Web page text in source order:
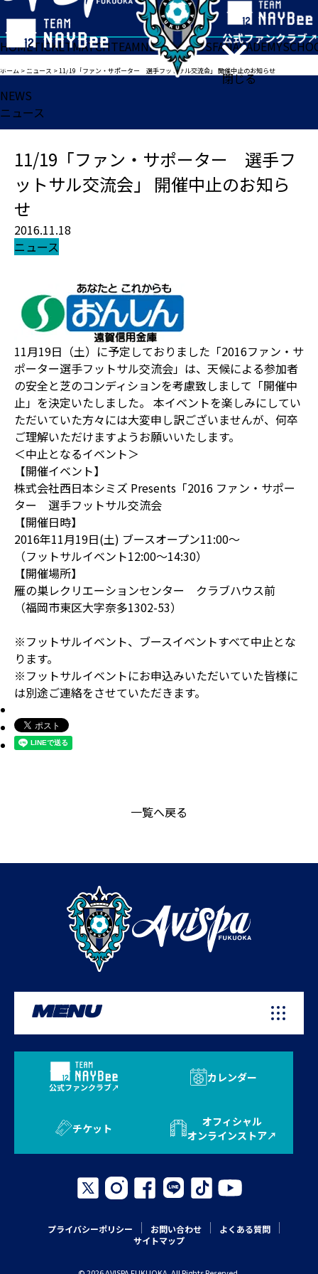
閉じる
HOMETICKETMATCHTEAMNEWSGOODSFANACADEMY
ホーム >ニュース >11/19「ファン・サポーター 選手フットサル交流会」 開催中止のお知らせ
NEWS
ニュース
11/19「ファン・サポーター 選手フ
ットサル交流会」 開催中止のお知ら
せ
2016.11.18
ニュース
11月19日（土）に予定しておりました「2016ファン・サ
ポーター選手フットサル交流会」は、天候による参加者
の安全と芝のコンディションを考慮致しまして「開催中
止」を決定いたしました。 本イベントを楽しみにしてい
ただいていた方々には大変申し訳ございませんが、何卒
ご理解いただけますようお願いいたします。
＜中止となるイベント＞
【開催イベント】
株式会社西日本シミズ Presents「2016 ファン・サポー
ター 選手フットサル交流会
【開催日時】
2016年11月19日(土) ブースオープン11:00～
（フットサルイベント12:00～14:30）
【開催場所】
雁の巣レクリエーションセンター クラブハウス前
（福岡市東区大字奈多1302-53）
※フットサルイベント、ブースイベントすべて中止とな
ります。
※フットサルイベントにお申込みいただいていた皆様に
は別途ご連絡をさせていただきます。
一覧へ戻る
MENU
公式ファンクラブ
カレンダー
チケット
オフィシャル
オンラインストア
プライバシーポリシー お問い合わせ
よくある質問
サイトマップ